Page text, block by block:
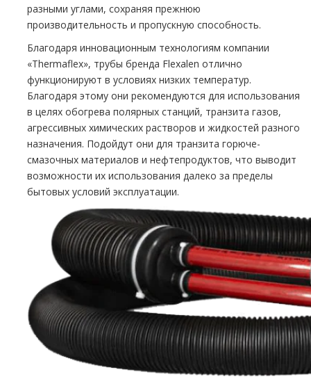
разными углами, сохраняя прежнюю
производительность и пропускную способность.
Благодаря инновационным технологиям компании
«Thermaflex», трубы бренда Flexalen отлично
функционируют в условиях низких температур.
Благодаря этому они рекомендуются для использования
в целях обогрева полярных станций, транзита газов,
агрессивных химических растворов и жидкостей разного
назначения. Подойдут они для транзита горюче-
смазочных материалов и нефтепродуктов, что выводит
возможности их использования далеко за пределы
бытовых условий эксплуатации.